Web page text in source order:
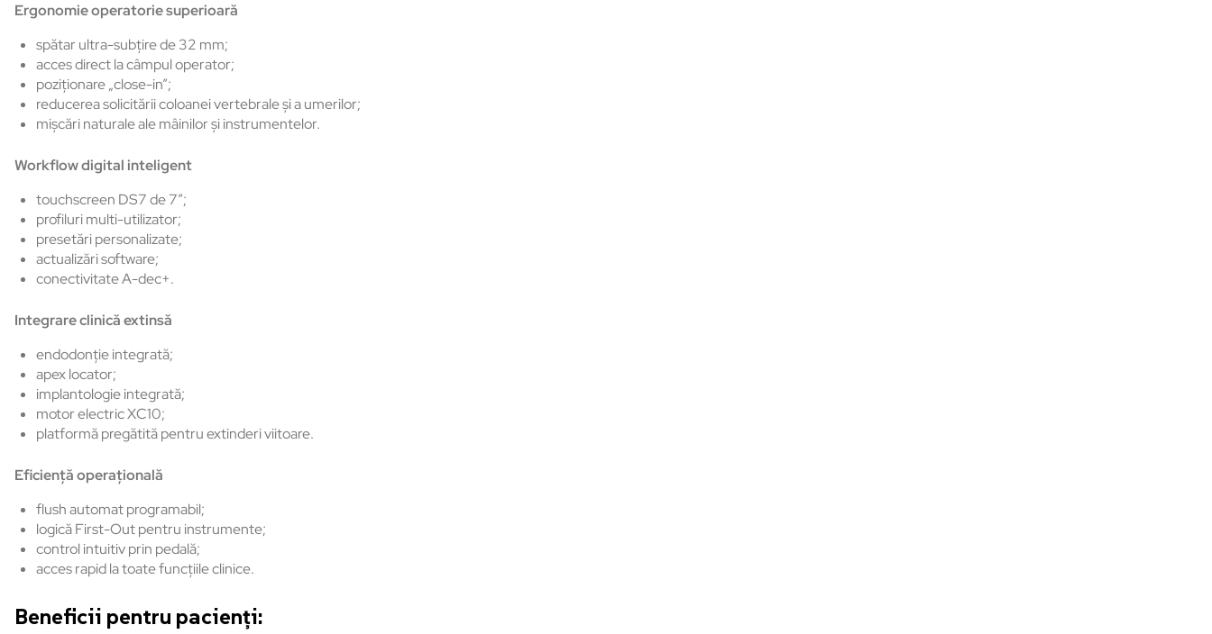
Ergonomie operatorie superioară
spătar ultra-subțire de 32 mm;
acces direct la câmpul operator;
poziționare „close-in”;
reducerea solicitării coloanei vertebrale și a umerilor;
mișcări naturale ale mâinilor și instrumentelor.
Workflow digital inteligent
touchscreen DS7 de 7″;
profiluri multi-utilizator;
presetări personalizate;
actualizări software;
conectivitate A-dec+.
Integrare clinică extinsă
endodonție integrată;
apex locator;
implantologie integrată;
motor electric XC10;
platformă pregătită pentru extinderi viitoare.
Eficiență operațională
flush automat programabil;
logică First-Out pentru instrumente;
control intuitiv prin pedală;
acces rapid la toate funcțiile clinice.
Beneficii pentru pacienți: